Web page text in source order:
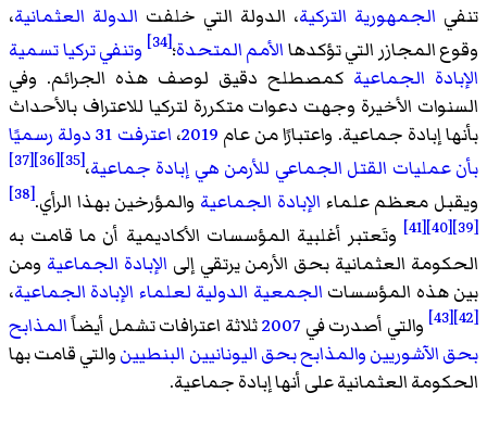
تنفي الجمهورية التركية، الدولة التي خلفت الدولة العثمانية،
وقوع المجازر التي تؤكدهاالأمم المتحدة؛[34]
وتنفي تركيا تسمية
الإبادة الجماعية كمصطلح دقيق لوصف هذه الجرائم. وفي
السنوات الأخيرة وجهت دعوات متكررة لتركيا للاعتراف بالأحداث
بأنها إبادة جماعية. واعتبارًا من عام 2019،
اعترفت 31 دولة رسميًا
بأن عمليات القتل الجماعي للأرمن هي إبادة جماعية،[35]
[36]
[37]
ويقبل معظم علماء الإبادة الجماعية والمؤرخين بهذا الرأي.[38]
[39]
[40]
[41]
وتَعتبر أغلبية المؤسسات الأكاديمية أن ما قامت به
الحكومة العثمانية بحق الأرمن يرتقي إلى الإبادة الجماعية ومن
بين هذه المؤسسات الجمعية الدولية لعلماء الإبادة الجماعية،
[42]
[43] والتي أصدرت في 2007ثلاثة اعترافات تشمل أيضاًالمذابح
بحق الآشوريينوالمذابح بحق اليونانيين البنطيينوالتي قامت بها
الحكومة العثمانية على أنها إبادة جماعية.